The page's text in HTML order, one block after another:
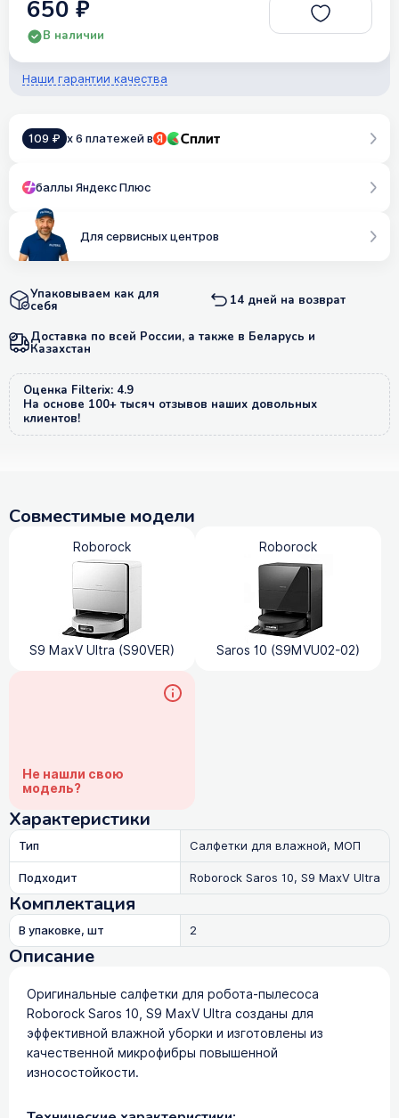
650 ₽
В наличии
Наши гарантии качества
109 ₽ x 6 платежей в
баллы Яндекс Плюс
Для сервисных центров
Упаковываем как для
себя 14 дней на возврат
Доставка по всей России, а также в Беларусь и
Казахстан
Оценка Filterix: 4.9
На основе 100+ тысяч отзывов наших довольных
клиентов!
Совместимые модели
Roborock
S9 MaxV Ultra (S90VER)
Roborock
Saros 10 (S9MVU02-02)
Не нашли свою
модель?
Характеристики
Тип
Салфетки для влажной, МОП
Подходит
Roborock Saros 10, S9 MaxV Ultra
Комплектация
В упаковке, шт 2
Описание
Оригинальные салфетки для робота-пылесоса
Roborock Saros 10, S9 MaxV Ultra созданы для
эффективной влажной уборки и изготовлены из
качественной микрофибры повышенной
износостойкости.